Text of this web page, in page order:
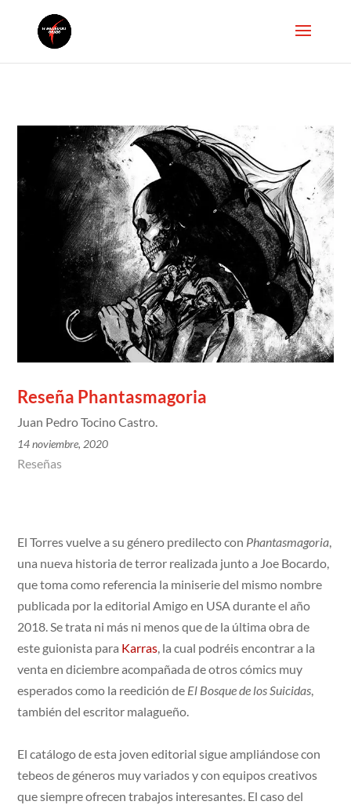
Reseña Phantasmagoria
Juan Pedro Tocino Castro.
14 noviembre, 2020
Reseñas
El Torres vuelve a su género predilecto con Phantasmagoria,
una nueva historia de terror realizada junto a Joe Bocardo,
que toma como referencia la miniserie del mismo nombre
publicada por la editorial Amigo en USA durante el año
2018. Se trata ni más ni menos que de la última obra de
este guionista para Karras, la cual podréis encontrar a la
venta en diciembre acompañada de otros cómics muy
esperados como la reedición de El Bosque de los Suicidas,
también del escritor malagueño.
El catálogo de esta joven editorial sigue ampliándose con
tebeos de géneros muy variados y con equipos creativos
que siempre ofrecen trabajos interesantes. El caso del